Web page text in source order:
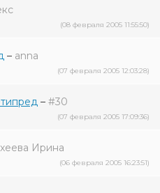
(08 февраля 2005 11:55:50)
– anna
(07 февраля 2005 12:03:28)
– #30
(07 февраля 2005 17:09:36)
Ирина
(06 февраля 2005 16:23:51)